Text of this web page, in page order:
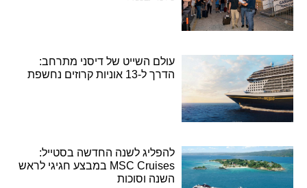
עולם השייט של דיסני מתרחב:
הדרך ל-13 אוניות קרוזים נחשפת
להפליג לשנה החדשה בסטייל:
MSC Cruises במבצע חגיגי לראש
השנה וסוכות